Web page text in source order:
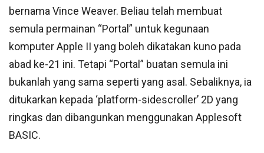
bernama Vince Weaver. Beliau telah membuat
semula permainan “Portal” untuk kegunaan
komputer Apple II yang boleh dikatakan kuno pada
abad ke-21 ini. Tetapi “Portal” buatan semula ini
bukanlah yang sama seperti yang asal. Sebaliknya, ia
ditukarkan kepada ‘platform-sidescroller’ 2D yang
ringkas dan dibangunkan menggunakan Applesoft
BASIC.